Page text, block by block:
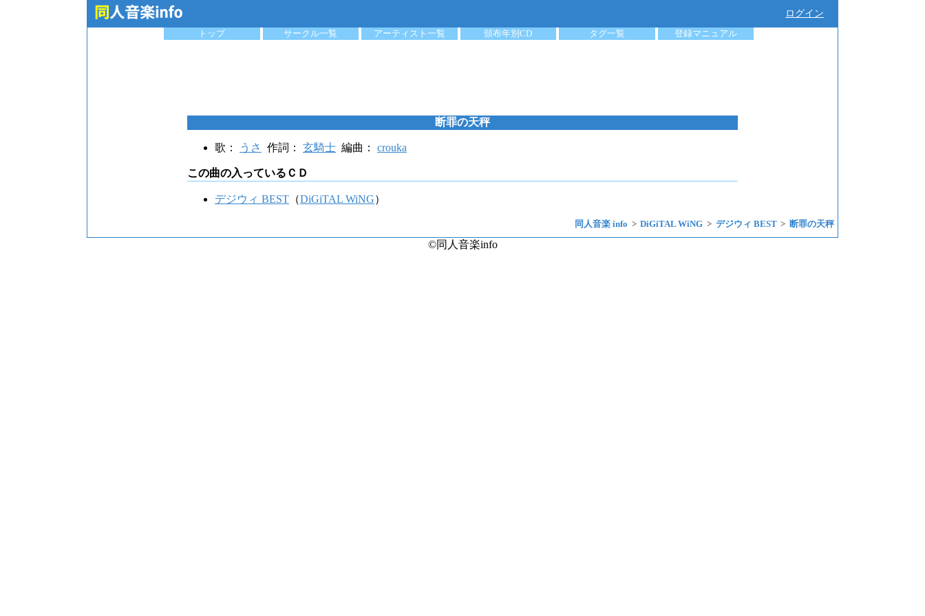
ログイン
トップ
サークル一覧 アーティスト一覧 頒布年別CD タグ一覧 登録マニュアル
断罪の天秤
歌： うさ 作詞： 玄騎士 編曲： crouka
この曲の入っているＣＤ
デジウィ BEST （DiGiTAL WiNG）
同人音楽 info DiGiTAL WiNG デジウィ BEST 断罪の天秤
©同人音楽info